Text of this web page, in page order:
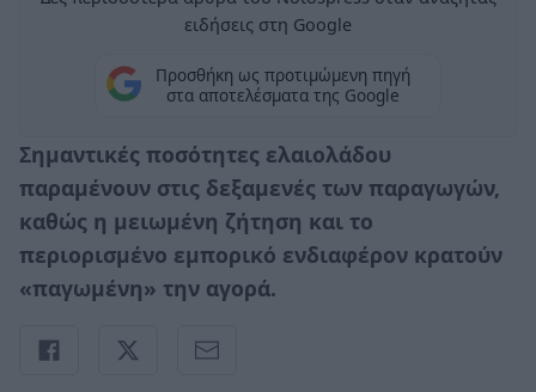
ειδήσεις στη Google
Προσθήκη ως προτιμώμενη πηγή
στα αποτελέσματα της Google
Σημαντικές ποσότητες ελαιολάδου
παραμένουν στις δεξαμενές των παραγωγών,
καθώς η μειωμένη ζήτηση και το
περιορισμένο εμπορικό ενδιαφέρον κρατούν
«παγωμένη» την αγορά.